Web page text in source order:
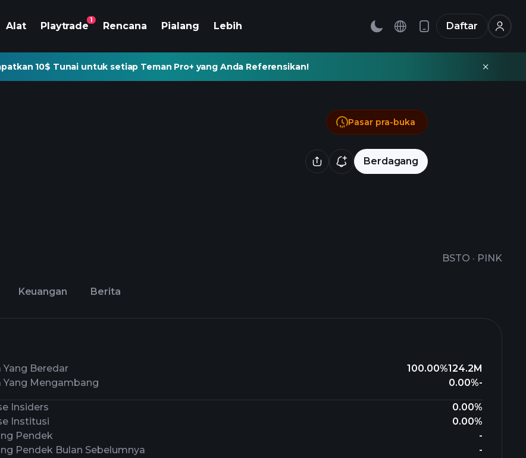
Alat Playtrade
1
Rencana Pialang Lebih Daftar
10$ Tunai untuk setiap Teman Pro+ yang Anda Referensikan!
Berdagang
BSTO · PINK
Pasar pra-buka
Keuangan Berita
Yang Beredar 100.00%124.2M
Yang Mengambang
0.00%-
Insiders
0.00%
Institusi
0.00%
Pendek
-
Pendek Bulan Sebelumnya
-